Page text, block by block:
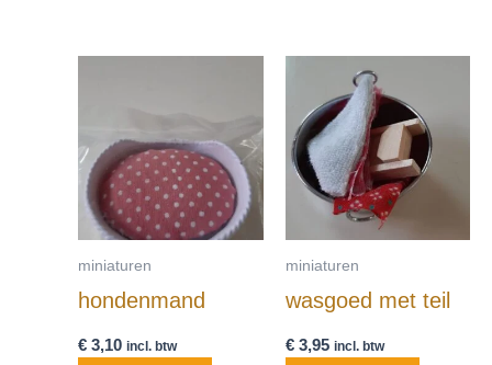
miniaturen
hondenmand
€ 3,10 incl. btw
miniaturen
wasgoed met teil
€3,95 incl. btw